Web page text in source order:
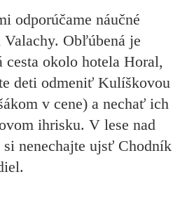
odporúčame náučné
Obľúbená je
cesta okolo hotela Horal,
deti odmeniť Kulíškovou
v cene) a nechať ich
ihrisku. V lese nad
nenechajte ujsť Chodník